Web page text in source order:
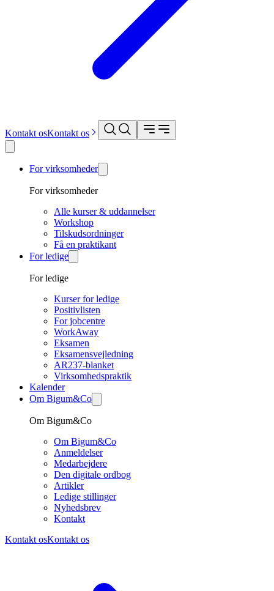
Kontakt osKontakt os
For virksomheder
For virksomheder
Alle kurser & uddannelser
Workshop
Tilskudsordninger
Få en praktikant
For ledige
For ledige
Kurser for ledige
Positivlisten
For jobcentre
WorkAway
Eksamen
Eksamensvejledning
AR237-blanket
Virksomhedspraktik
Kalender
Om Bigum&Co
Om Bigum&Co
Om Bigum&Co
Anmeldelser
Medarbejdere
Den digitale ordbog
Artikler
Ledige stillinger
Nyhedsbrev
Kontakt
Kontakt osKontakt os